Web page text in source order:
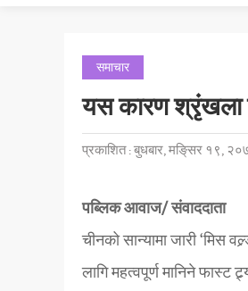
समाचार
यस कारण श्रृंखला
प्रकाशित : बुधबार, मङि्सर १९,
पब्लिक आवाज/ संवाददाता
चीनको सान्यामा जारी ‘मिस
लागि महत्वपूर्ण मानिने फास्ट